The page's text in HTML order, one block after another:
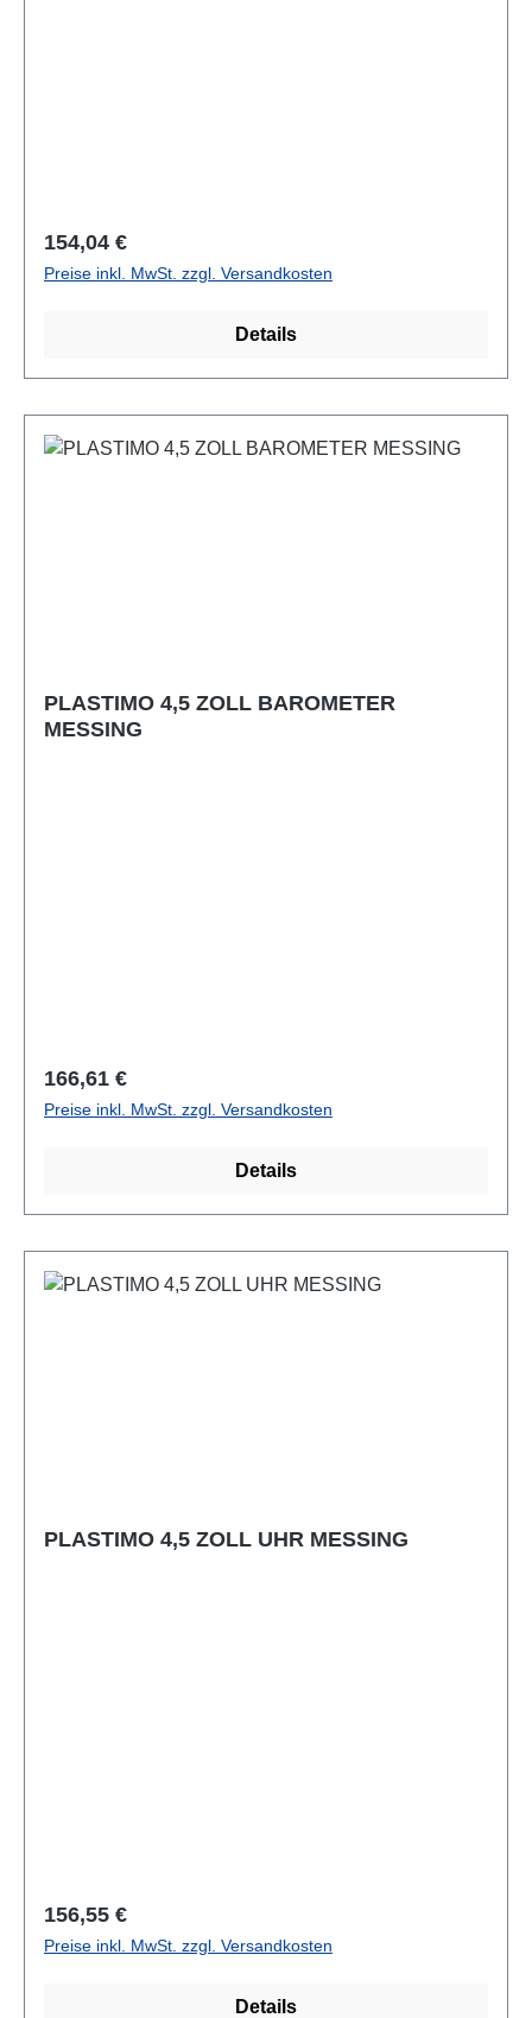
Regulärer Preis:
154,04 €
Preise inkl. MwSt. zzgl. Versandkosten
Details
PLASTIMO 4,5 ZOLL BAROMETER
MESSING
Regulärer Preis:
166,61 €
Preise inkl. MwSt. zzgl. Versandkosten
Details
PLASTIMO 4,5 ZOLL UHR MESSING
Regulärer Preis:
156,55 €
Preise inkl. MwSt. zzgl. Versandkosten
Details